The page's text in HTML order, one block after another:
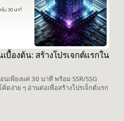
บื้องต้น: สร้างโปรเจกต์แรกใน
เพียงแค่ 30 นาที พร้อม SSR/SSG
ดง่าย ๆ อ่านต่อเพื่อสร้างโปรเจ็กต์แรก